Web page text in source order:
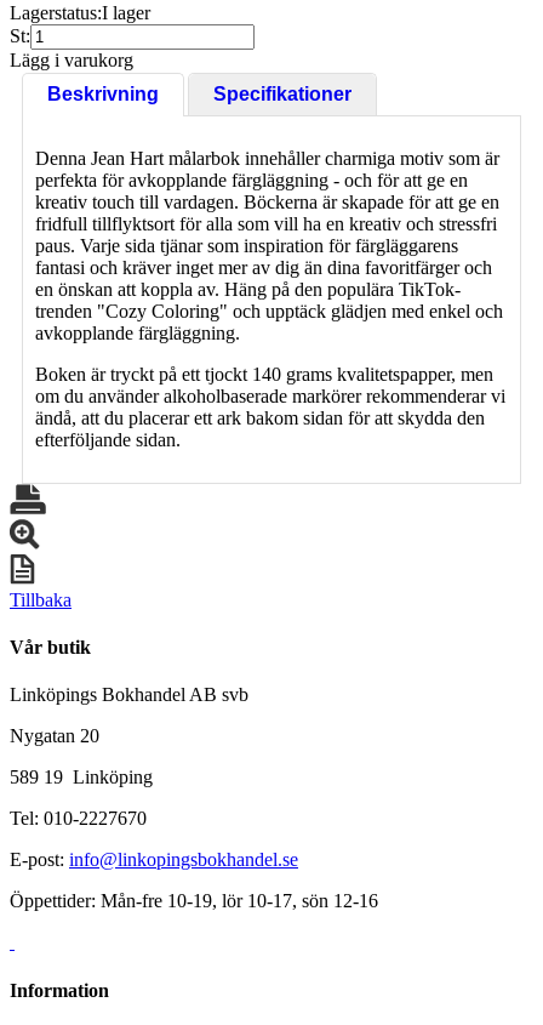
Lagerstatus:I lager
St:
Lägg i varukorg
Beskrivning
Specifikationer
Denna Jean Hart målarbok innehåller charmiga motiv som är
perfekta för avkopplande färgläggning - och för att ge en
kreativ touch till vardagen. Böckerna är skapade för att ge en
fridfull tillflyktsort för alla som vill ha en kreativ och stressfri
paus. Varje sida tjänar som inspiration för färgläggarens
fantasi och kräver inget mer av dig än dina favoritfärger och
en önskan att koppla av. Häng på den populära TikTok-
trenden "Cozy Coloring" och upptäck glädjen med enkel och
avkopplande färgläggning.
Boken är tryckt på ett tjockt 140 grams kvalitetspapper, men
om du använder alkoholbaserade markörer rekommenderar vi
ändå, att du placerar ett ark bakom sidan för att skydda den
efterföljande sidan.
Tillbaka
Vår butik
Linköpings Bokhandel AB svb
Nygatan 20
589 19 Linköping
Tel: 010-2227670
E-post: info@linkopingsbokhandel.se
Öppettider: Mån-fre 10-19, lör 10-17, sön 12-16
Information